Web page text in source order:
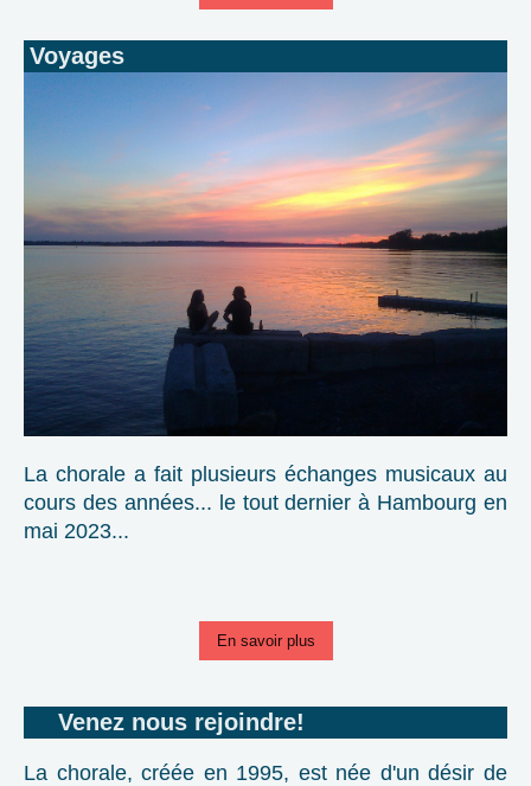
Voyages
La chorale a fait plusieurs échanges musicaux au
cours des années... le tout dernier à Hambourg en
mai 2023...
En savoir plus
Venez nous rejoindre!
La chorale, créée en 1995, est née d'un désir de